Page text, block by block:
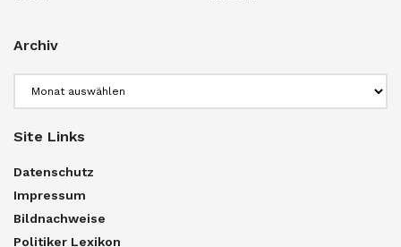
Archiv
Site Links
Datenschutz
Impressum
Bildnachweise
Politiker Lexikon